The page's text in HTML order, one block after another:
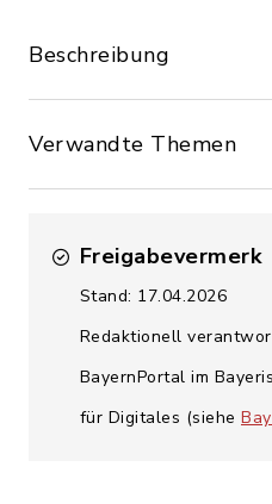
Beschreibung
Verwandte Themen
Freigabevermerk
Stand: 17.04.2026
Redaktionell
BayernPortal im
für Digitales (siehe